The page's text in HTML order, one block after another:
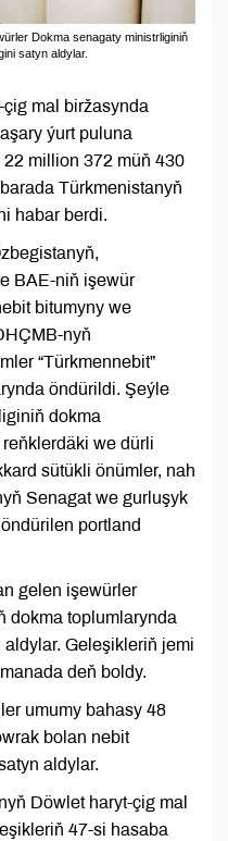
Dokma senagaty ministrliginiň
satyn aldylar.
mal biržasynda
ýurt puluna
million 372 müň 430
Türkmenistanyň
habar berdi.
BAE-niň işewür
bitumyny we
nyň
“Türkmennebit”
öndürildi. Şeýle
dokma
we dürli
sütükli önümler, nah
Senagat we gurluşyk
portland
gelen işewürler
dokma toplumlarynda
Geleşikleriň jemi
deň boldy.
umumy bahasy 48
bolan nebit
aldylar.
Döwlet haryt-çig mal
47-si hasaba